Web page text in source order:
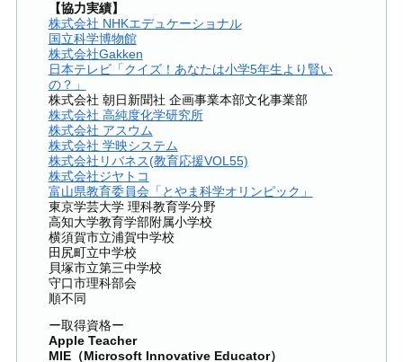
【協力実績】
株式会社 NHKエデュケーショナル
国立科学博物館
株式会社Gakken
日本テレビ「クイズ！あなたは小学5年生より賢い
の？」
株式会社 朝日新聞社 企画事業本部文化事業部
株式会社 高純度化学研究所
株式会社 アスウム
株式会社 学映システム
株式会社リバネス(教育応援VOL55)
株式会社ジヤトコ
富山県教育委員会「とやま科学オリンピック」
東京学芸大学 理科教育学分野
高知大学教育学部附属小学校
横須賀市立浦賀中学校
田尻町立中学校
貝塚市立第三中学校
守口市理科部会
順不同
ー取得資格ー
Apple Teacher
MIE（Microsoft Innovative Educator）